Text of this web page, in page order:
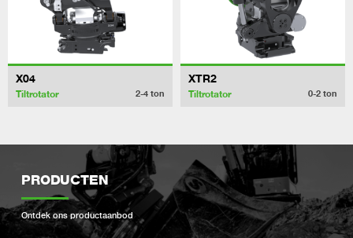
X04
Tiltrotator 2-4 ton
XTR2
Tiltrotator 0-2 ton
PRODUCTEN
Ontdek ons ​​productaanbod